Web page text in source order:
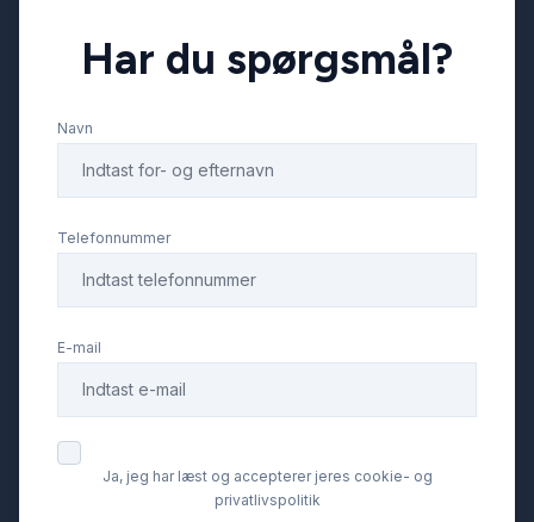
Har du spørgsmål?
Navn
Telefonnummer
E-mail
Ja, jeg har læst og accepterer jeres cookie- og
privatlivspolitik